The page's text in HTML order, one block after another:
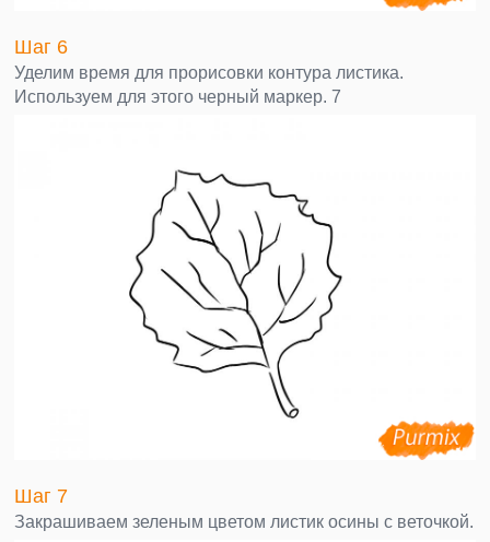
Шаг 6
Уделим время для прорисовки контура листика.
Используем для этого черный маркер. 7
Шаг 7
Закрашиваем зеленым цветом листик осины с веточкой.